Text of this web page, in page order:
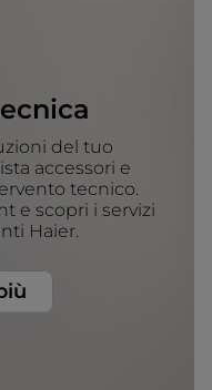
del tuo
accessori e
tecnico.
e scopri i servizi
Haier.